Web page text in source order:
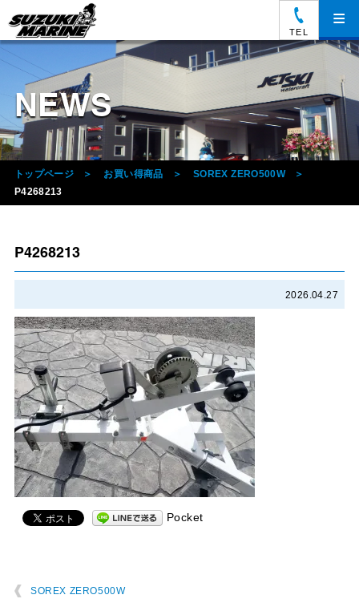
TEL
≡
NEWS
トップページ お買い得商品
SOREX ZERO500W
P4268213
P4268213
2026.04.27
Pocket
SOREX ZERO500W